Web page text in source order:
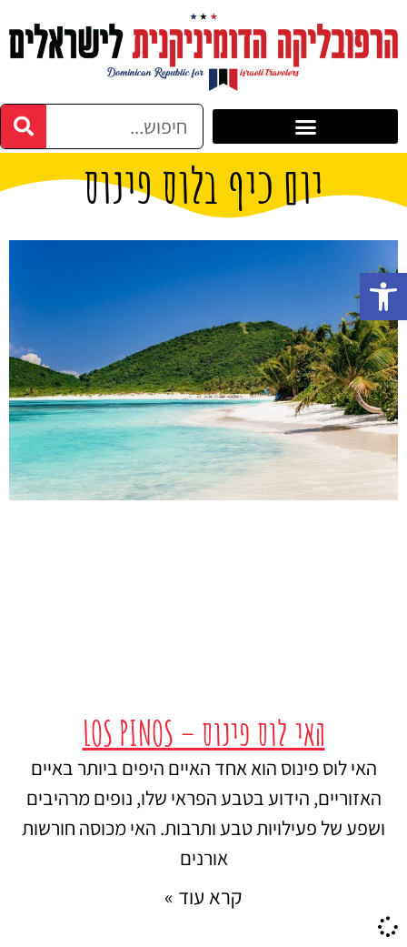
יום כיף בלוס פינוס
האי לוס פינוס – LOS PINOS
האי לוס פינוס הוא אחד האיים היפים ביותר באיים
האזוריים, הידוע בטבע הפראי שלו, נופים מרהיבים
ושפע של פעילויות טבע ותרבות. האי מכוסה חורשות
אורנים
קרא עוד »
פתח סרגל נגישות